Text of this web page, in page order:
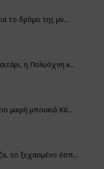
το δρόμο της μν...
η Πολυόχνη κ...
μικρή μπουκιά Κά...
το ξεχασμένο όσπ...